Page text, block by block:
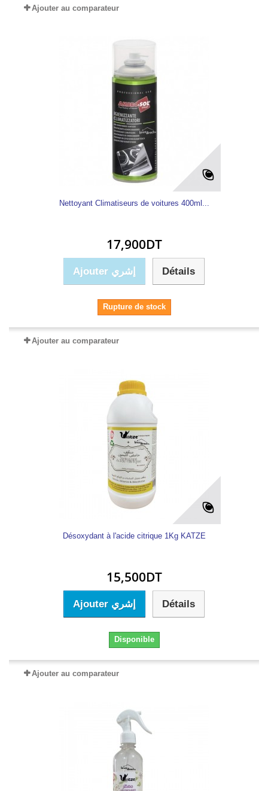
Ajouter au comparateur
Nettoyant Climatiseurs de voitures 400ml...
17,900DT
Ajouter إشري Détails
Rupture de stock
Ajouter au comparateur
Désoxydant à l'acide citrique 1Kg KATZE
15,500DT
Ajouter إشري Détails
Disponible
Ajouter au comparateur